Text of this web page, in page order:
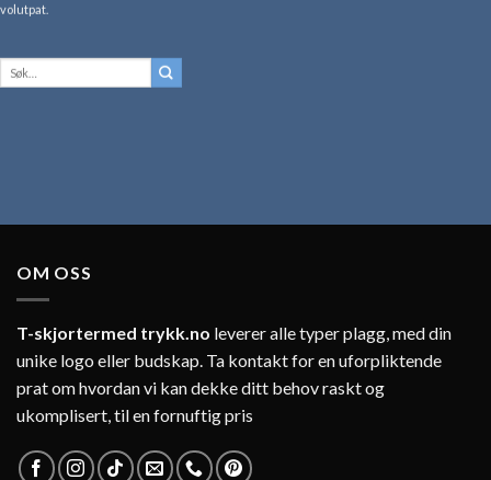
volutpat.
etter:
OM OSS
T-skjortermed trykk.no leverer alle typer plagg, med din
unike logo eller budskap. Ta kontakt for en uforpliktende
prat om hvordan vi kan dekke ditt behov raskt og
ukomplisert, til en fornuftig pris